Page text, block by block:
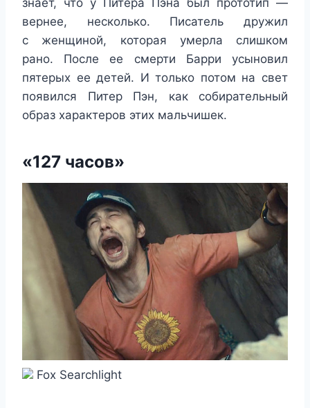
знает, что у Питера Пэна был прототип —
вернее, несколько. Писатель дружил
с женщиной, которая умерла слишком
рано. После ее смерти Барри усыновил
пятерых ее детей. И только потом на свет
появился Питер Пэн, как собирательный
образ характеров этих мальчишек.
«127 часов»
Fox Searchlight